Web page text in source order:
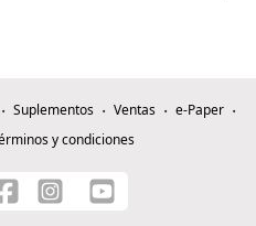
Suplementos Ventas
e-Paper
y condiciones